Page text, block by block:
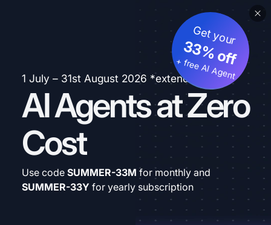
1 July – 31st August 2026 *extended
AI Agents at Zero
Cost
Get your
33% off
+ free AI Agent
Use code SUMMER-33M for monthly and
SUMMER-33Y for yearly subscription